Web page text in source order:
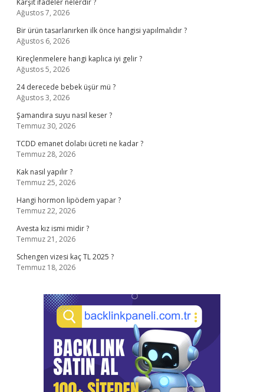
Karşıt ifadeler nelerdir ?
Ağustos 7, 2026
Bir ürün tasarlanırken ilk önce hangisi yapılmalıdır ?
Ağustos 6, 2026
Kireçlenmelere hangi kaplıca iyi gelir ?
Ağustos 5, 2026
24 derecede bebek üşür mü ?
Ağustos 3, 2026
Şamandıra suyu nasıl keser ?
Temmuz 30, 2026
TCDD emanet dolabı ücreti ne kadar ?
Temmuz 28, 2026
Kak nasıl yapılır ?
Temmuz 25, 2026
Hangi hormon lipödem yapar ?
Temmuz 22, 2026
Avesta kız ismi midir ?
Temmuz 21, 2026
Schengen vizesi kaç TL 2025 ?
Temmuz 18, 2026